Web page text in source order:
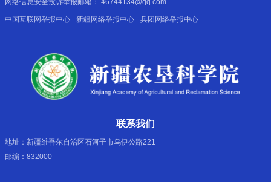
中国互联网举报中心 新疆网络举报中心 兵团网络举报中心
联系我们
地址：新疆维吾尔自治区石河子市乌伊公路221
邮编：832000